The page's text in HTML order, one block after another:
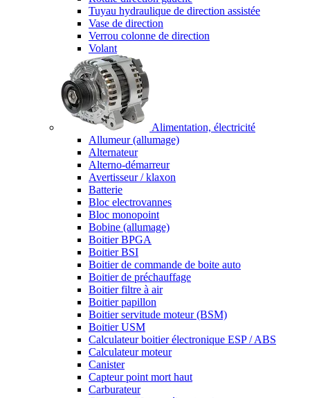
Tuyau hydraulique de direction assistée
Vase de direction
Verrou colonne de direction
Volant
Alimentation, électricité
Allumeur (allumage)
Alternateur
Alterno-démarreur
Avertisseur / klaxon
Batterie
Bloc electrovannes
Bloc monopoint
Bobine (allumage)
Boitier BPGA
Boitier BSI
Boitier de commande de boite auto
Boitier de préchauffage
Boitier filtre à air
Boitier papillon
Boitier servitude moteur (BSM)
Boitier USM
Calculateur boitier électronique ESP / ABS
Calculateur moteur
Canister
Capteur point mort haut
Carburateur